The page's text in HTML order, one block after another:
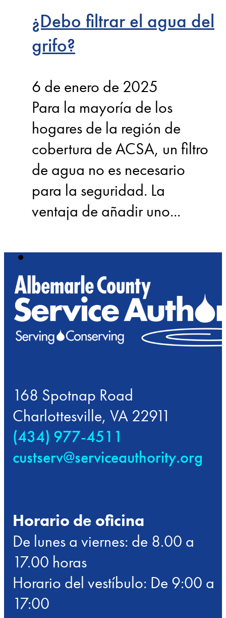
¿Debo filtrar el agua del
grifo?
6 de enero de 2025
Para la mayoría de los
hogares de la región de
cobertura de ACSA, un filtro
de agua no es necesario
para la seguridad. La
ventaja de añadir uno...
168 Spotnap Road
Charlottesville, VA 22911
(434) 977-4511
custserv@serviceauthority.org
Horario de oficina
De lunes a viernes: de 8.00 a
17.00 horas
Horario del vestíbulo: De 9:00 a
17:00